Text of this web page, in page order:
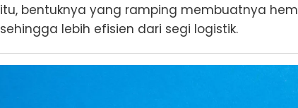
itu, bentuknya yang ramping membuatnya
sehingga lebih efisien dari segi logistik.